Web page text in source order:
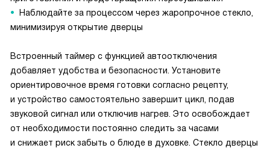
Наблюдайте за процессом через жаропрочное стекло,
минимизируя открытие дверцы
Встроенный таймер с функцией автоотключения
добавляет удобства и безопасности. Установите
ориентировочное время готовки согласно рецепту,
и устройство самостоятельно завершит цикл, подав
звуковой сигнал или отключив нагрев. Это освобождает
от необходимости постоянно следить за часами
и снижает риск забыть о блюде в духовке. Стекло дверцы